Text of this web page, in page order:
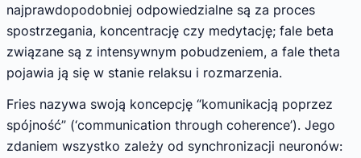
najprawdopodobniej odpowiedzialne są za proces
spostrzegania, koncentrację czy medytację; fale beta
związane są z intensywnym pobudzeniem, a fale theta
pojawia ją się w stanie relaksu i rozmarzenia.
Fries nazywa swoją koncepcję “komunikacją poprzez
spójność” (‘communication through coherence’). Jego
zdaniem wszystko zależy od synchronizacji neuronów: